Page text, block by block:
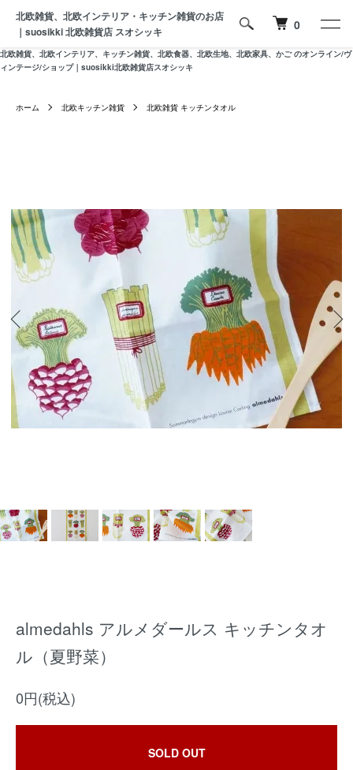
北欧雑貨、北欧インテリア、キッチン雑貨、北欧食器、北欧生地、北欧家具、かご のオンライン/ヴ
ィンテージ/ショップ｜suosikki北欧雑貨店スオシッキ
北欧雑貨、北欧インテリア・キッチン雑貨のお店
｜suosikki 北欧雑貨店 スオシッキ
0
ホーム 北欧キッチン雑貨 北欧雑貨 キッチンタオル
almedahls アルメダールス キッチンタオ
ル（夏野菜）
0円(税込)
SOLD OUT